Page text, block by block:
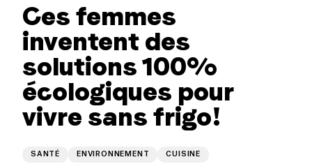
Ces femmes
inventent des
solutions 100%
écologiques pour
vivre sans frigo!
SANTÉ ENVIRONNEMENT CUISINE